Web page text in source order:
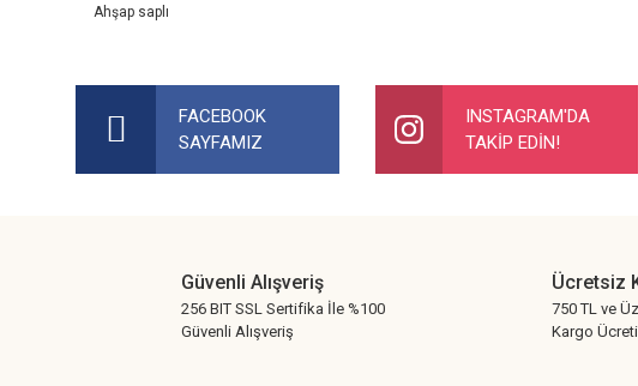
Ahşap saplı
Bu ürüne benzer farklı alternatifler olmalı.
FACEBOOK
SAYFAMIZ
INSTAGRAM'DA
TAKİP EDİN!
Güvenli Alışveriş
256 BIT SSL Sertifika İle %100
Güvenli Alışveriş
Ücretsiz
750 TL ve
Kargo